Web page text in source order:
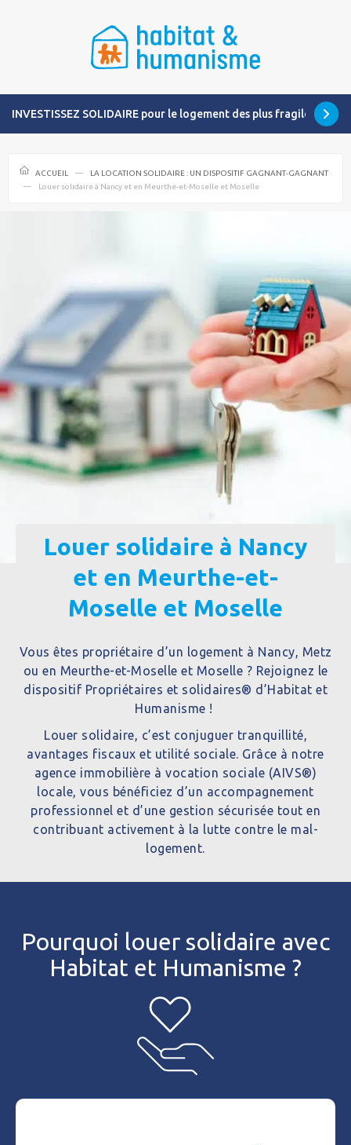
INVESTISSEZ SOLIDAIRE pour le logement des plus fragiles
ACCUEIL
LA LOCATION SOLIDAIRE : UN DISPOSITIF GAGNANT-GAGNANT
Louer solidaire à Nancy et en Meurthe-et-Moselle et Moselle
Louer solidaire à Nancy
et en Meurthe-et-
Moselle et Moselle
Vous êtes propriétaire d’un logement à Nancy, Metz
ou en Meurthe-et-Moselle et Moselle ? Rejoignez le
dispositif Propriétaires et solidaires® d’Habitat et
Humanisme !
Louer solidaire, c’est conjuguer tranquillité,
avantages fiscaux et utilité sociale. Grâce à notre
agence immobilière à vocation sociale (AIVS®)
locale, vous bénéficiez d’un accompagnement
professionnel et d’une gestion sécurisée tout en
contribuant activement à la lutte contre le mal-
logement.
Pourquoi louer solidaire avec
Habitat et Humanisme ?